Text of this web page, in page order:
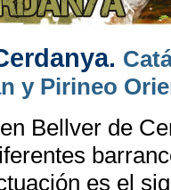
y Pirineo
Bellver de
es el